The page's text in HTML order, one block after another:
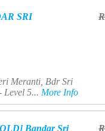
SRI
Meranti, Bdr Sri
Level 5... More Info
Bandar Sri